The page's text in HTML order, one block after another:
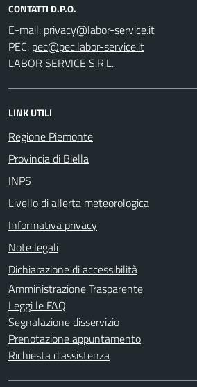
CONTATTI D.P.O.
E-mail:
PEC:
LABOR SERVICE S.R.L.
LINK UTILI
Regione Piemonte
Provincia di Biella
INPS
Livello di allerta meteorologica
Informativa privacy
Note legali
Dichiarazione di accessibilità
Amministrazione Trasparente
Leggi le FAQ
Segnalazione disservizio
Prenotazione appuntamento
Richiesta d'assistenza